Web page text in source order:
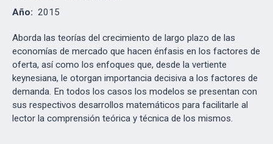
Año: 2015
Aborda las teorías del crecimiento de largo plazo de las
economías de mercado que hacen énfasis en los factores de
oferta, así como los enfoques que, desde la vertiente
keynesiana, le otorgan importancia decisiva a los factores de
demanda. En todos los casos los modelos se presentan con
sus respectivos desarrollos matemáticos para facilitarle al
lector la comprensión teórica y técnica de los mismos.